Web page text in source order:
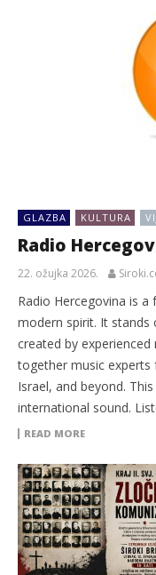
GLAZBA KULTURA
Radio
22. ožujka 2026.
Radio Hercegovina is
modern spirit. It stands
created by
together music experts
Israel, and beyond.
international sound.
READ MORE